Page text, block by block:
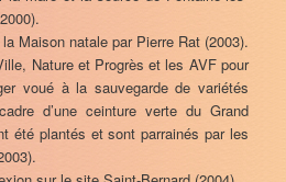
Maison natale par Pierre Rat (2003).
Nature et Progrès et les AVF pour
voué à la sauvegarde de variétés
d’une ceinture verte du Grand
été plantés et sont parrainés par les